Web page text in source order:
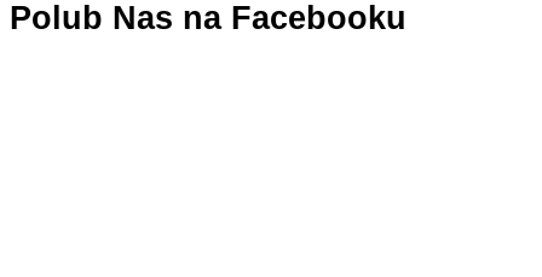
Polub Nas na Facebooku